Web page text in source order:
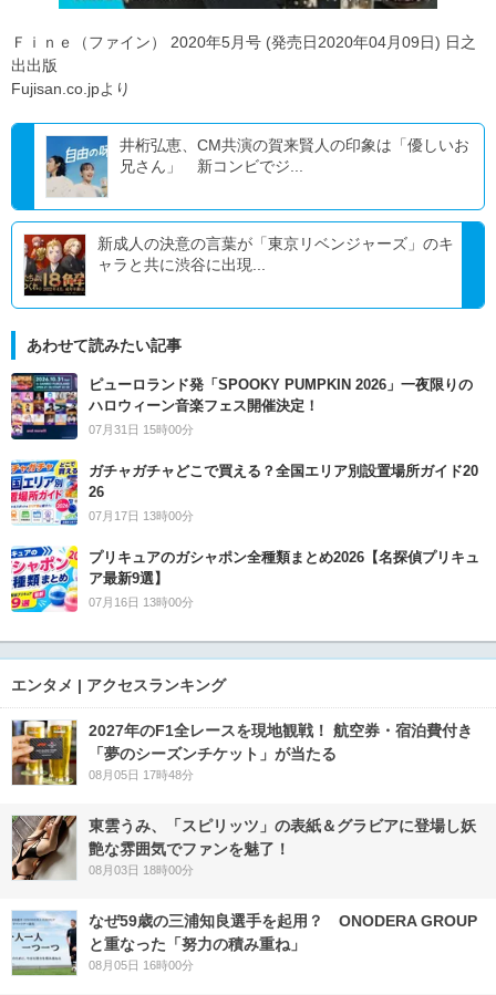
Ｆｉｎｅ（ファイン） 2020年5月号 (発売日2020年04月09日) 日之
出出版
Fujisan.co.jpより
井桁弘恵、CM共演の賀来賢人の印象は「優しいお
兄さん」 新コンビでジ...
新成人の決意の言葉が「東京リベンジャーズ」のキ
ャラと共に渋谷に出現...
あわせて読みたい記事
ピューロランド発「SPOOKY PUMPKIN 2026」一夜限りの
ハロウィーン音楽フェス開催決定！
07月31日 15時00分
ガチャガチャどこで買える？全国エリア別設置場所ガイド20
26
07月17日 13時00分
プリキュアのガシャポン全種類まとめ2026【名探偵プリキュ
ア最新9選】
07月16日 13時00分
エンタメ | アクセスランキング
2027年のF1全レースを現地観戦！ 航空券・宿泊費付き
「夢のシーズンチケット」が当たる
08月05日 17時48分
東雲うみ、「スピリッツ」の表紙＆グラビアに登場し妖
艶な雰囲気でファンを魅了！
08月03日 18時00分
なぜ59歳の三浦知良選手を起用？ ONODERA GROUP
と重なった「努力の積み重ね」
08月05日 16時00分